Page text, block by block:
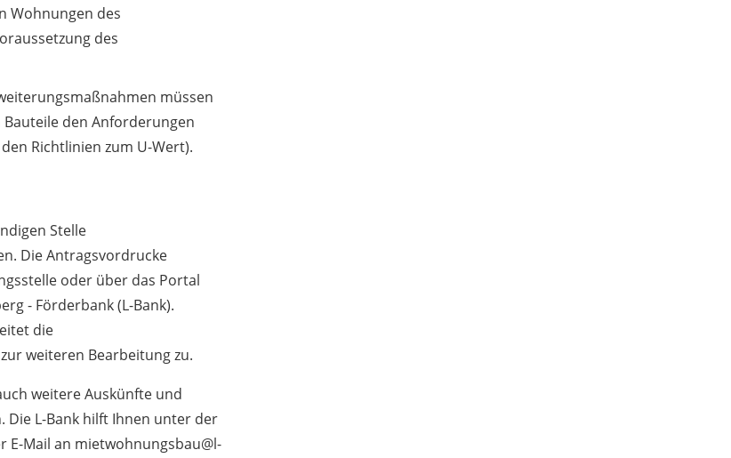
Wohnungen des
des
müssen
den Anforderungen
Richtlinien zum U-Wert).
Stelle
Die Antragsvordrucke
oder über das Portal
- Förderbank (L-Bank).
die
weiteren Bearbeitung zu.
weitere Auskünfte und
Die L-Bank hilft Ihnen unter der
E-Mail an mietwohnungsbau@l-